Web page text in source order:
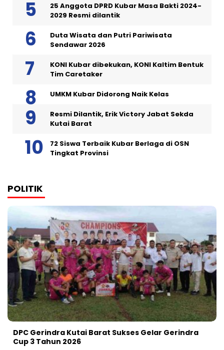
25 Anggota DPRD Kubar Masa Bakti 2024-
2029 Resmi dilantik
Duta Wisata dan Putri Pariwisata
Sendawar 2026
KONI Kubar dibekukan, KONI Kaltim Bentuk
Tim Caretaker
UMKM Kubar Didorong Naik Kelas
Resmi Dilantik, Erik Victory Jabat Sekda
Kutai Barat
72 Siswa Terbaik Kubar Berlaga di OSN
Tingkat Provinsi
POLITIK
DPC Gerindra Kutai Barat Sukses Gelar Gerindra
Cup 3 Tahun 2026